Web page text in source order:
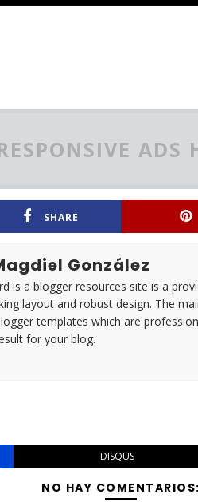
ADS
SHARE
González
is a blogger resources site is a
layout and robust design. The
templates which are
for your blog.
DISQUS
NO HAY COMENTARIOS: